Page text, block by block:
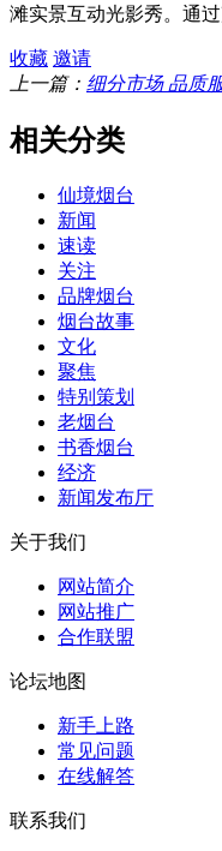
滩实景互动光影秀。通
收藏 邀请
上一篇： 细分市场 品质
相关分类
仙境烟台
新闻
速读
关注
品牌烟台
烟台故事
文化
聚焦
特别策划
老烟台
书香烟台
经济
新闻发布厅
关于我们
网站简介
网站推广
合作联盟
论坛地图
新手上路
常见问题
在线解答
联系我们